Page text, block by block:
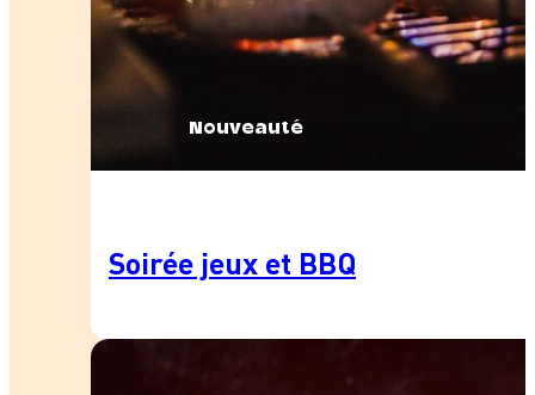
Nouveauté
Soirée jeux et BBQ